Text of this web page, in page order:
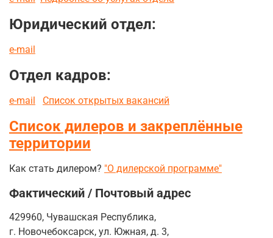
Юридический отдел:
e-mail
Отдел кадров:
e-mail Список открытых вакансий
Список дилеров и закреплённые
территории
Как стать дилером? "О дилерской программе"
Фактический / Почтовый адрес
429960, Чувашская Республика,
г. Новочебоксарск, ул. Южная, д. 3,